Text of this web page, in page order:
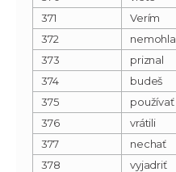
371
Verím
372
nemohla
373
priznal
374
budeš
375
používať
376
vrátili
377
nechať
378
vyjadriť